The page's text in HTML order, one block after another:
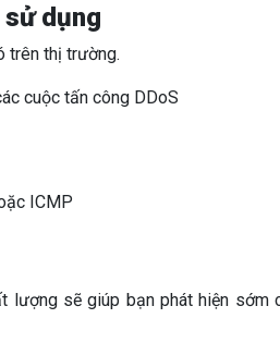
dụng
trên thị trường.
cuộc tấn công DDoS
ICMP
lượng sẽ giúp bạn phát hiện sớm